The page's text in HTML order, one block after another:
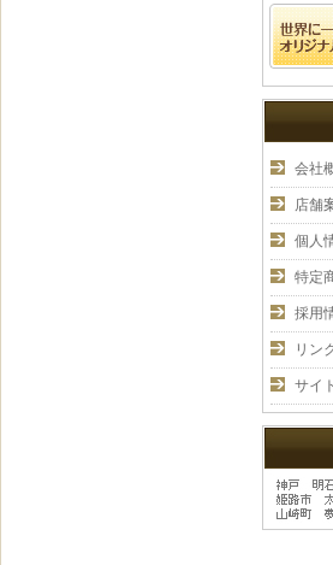
会社
店舗
個人
特定
採用
リン
サイ